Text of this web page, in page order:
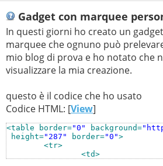
Gadget con marquee
In questi giorni ho creato un
marquee che ognuno può
mio blog di prova e ho notato che
visualizzare la mia creazione.
questo è il codice che ho usato
Codice HTML: [View]
<table border="0" background=
height="287" border="0">
<tr>
<td>